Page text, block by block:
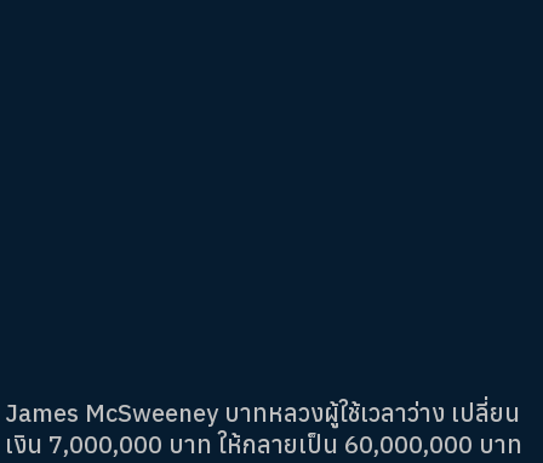
James McSweeney บาทหลวงผู้ใช้เวลาว่าง เปลี่ยน
เงิน 7,000,000 บาท ให้กลายเป็น 60,000,000 บาท